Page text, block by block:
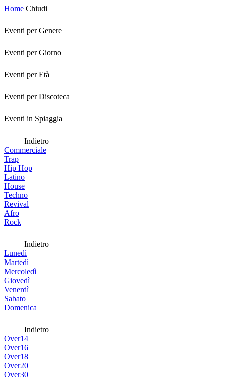
Home Chiudi
Eventi per Genere
Eventi per Giorno
Eventi per Età
Eventi per Discoteca
Eventi in Spiaggia
Indietro
Commerciale
Trap
Hip Hop
Latino
House
Techno
Revival
Afro
Rock
Indietro
Lunedì
Martedì
Mercoledì
Giovedì
Venerdì
Sabato
Domenica
Indietro
Over14
Over16
Over18
Over20
Over30